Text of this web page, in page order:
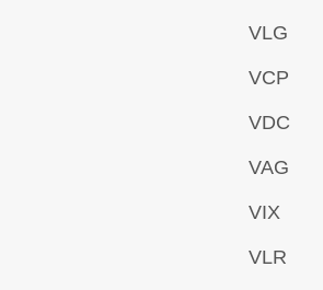
VLG
VCP
VDC
VAG
VIX
VLR